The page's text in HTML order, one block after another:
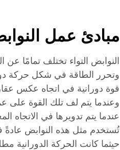
مبادئ عمل
النوابض التواء تختلف تمامًا عن
وتحرر الطاقة في شكل حركة
قوة دورانية في اتجاه عكس
وعندما يتم لف تلك القوة على
عندما يتم تدويرها في الاتجاه
تُستخدم مثل هذه النوابض عادةً
حيثما كانت الحركة الدورانية